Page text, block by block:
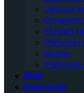
Ugaone
Skrivači
Plafonski
Rozete
Alati
Inspiracija